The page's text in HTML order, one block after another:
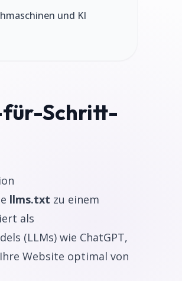
und KI
für-Schritt-
llms.txt zu einem
als
(LLMs) wie ChatGPT,
Website optimal von